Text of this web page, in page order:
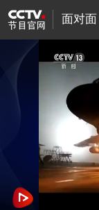
面对面